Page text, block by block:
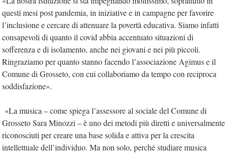
questi mesi post pandemia, in iniziative e in campagne per favorire
l’inclusione e cercare di attenuare la povertà educativa. Siamo infatti
consapevoli di quanto il covid abbia accentuato situazioni di
sofferenza e di isolamento, anche nei giovani e nei più piccoli.
Ringraziamo per quanto stanno facendo l’associazione Agimus e il
Comune di Grosseto, con cui collaboriamo da tempo con reciproca
soddisfazione».
«La musica – come spiega l’assessore al sociale del Comune di
Grosseto Sara Minozzi – è uno dei metodi più diretti e universalmente
riconosciuti per creare una base solida e attiva per la crescita
intellettuale dell’individuo. Ma non solo, perché studiare musica